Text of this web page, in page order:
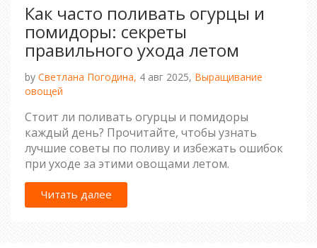
Как часто поливать огурцы и
помидоры: секреты
правильного ухода летом
by Светлана Погодина, 4 авг 2025, Выращивание
овощей
Стоит ли поливать огурцы и помидоры
каждый день? Прочитайте, чтобы узнать
лучшие советы по поливу и избежать ошибок
при уходе за этими овощами летом.
Читать далее